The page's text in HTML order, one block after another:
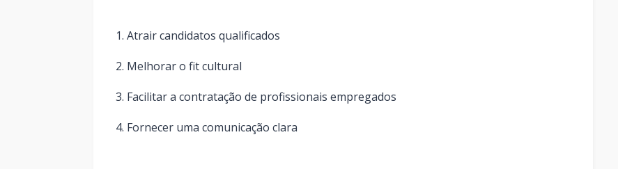
Atrair candidatos qualificados
Melhorar o fit cultural
Facilitar a contratação de profissionais empregados
Fornecer uma comunicação clara